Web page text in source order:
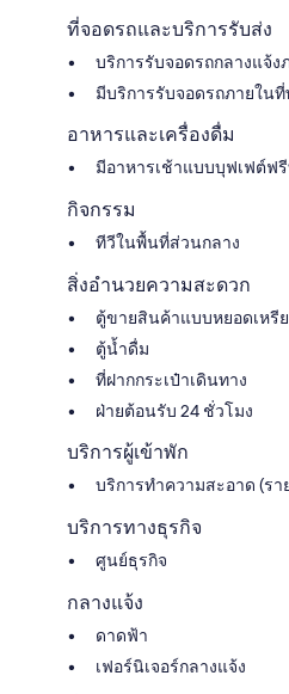
ที่จอดรถและบริการรับส่ง
บริการรับจอดรถกลางแจ้ง
มีบริการรับจอดรถภายใน
อาหารและเครื่องดื่ม
มีอาหารเช้าแบบบุฟเฟต์ฟ
กิจกรรม
ทีวีในพื้นที่ส่วนกลาง
สิ่งอำนวยความสะดวก
ตู้ขายสินค้าแบบหยอดเหรี
ตู้น้ำดื่ม
ที่ฝากกระเป๋าเดินทาง
ฝ่ายต้อนรับ 24 ชั่วโมง
บริการผู้เข้าพัก
บริการทำความสะอาด (รา
บริการทางธุรกิจ
ศูนย์ธุรกิจ
กลางแจ้ง
ดาดฟ้า
เฟอร์นิเจอร์กลางแจ้ง